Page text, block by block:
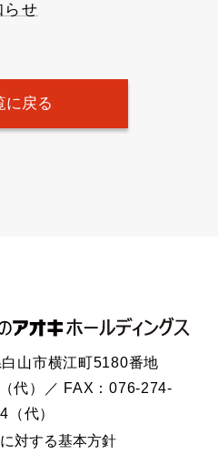
らせ
に戻る
山市横江町5180番地
代）／ FAX：076-274-
（代）
対する基本方針